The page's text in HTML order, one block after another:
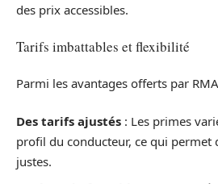
des prix accessibles.
Tarifs imbattables et flexibilité
Parmi les avantages offerts par
Des tarifs ajustés : Les primes
profil du conducteur, ce qui permet
justes.